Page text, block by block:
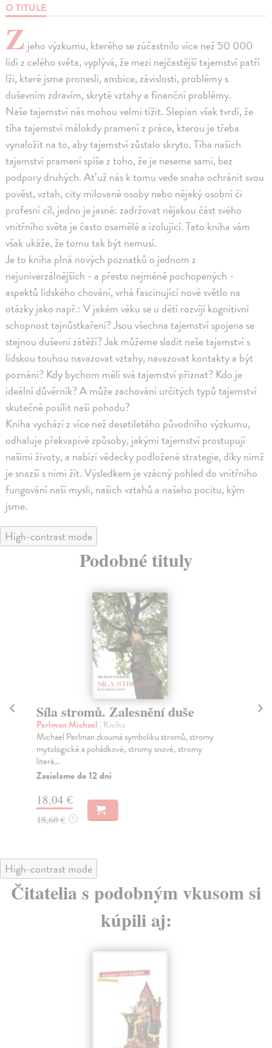
O TITULE
Z jeho výzkumu, kterého se zúčastnilo více než 50 000
lidí z celého světa, vyplývá, že mezi nejčastější tajemství patří
lži, které jsme pronesli, ambice, závislosti, problémy s
duševním zdravím, skryté vztahy a finanční problémy.
Naše tajemství nás mohou velmi tížit. Slepian však tvrdí, že
tíha tajemství málokdy pramení z práce, kterou je třeba
vynaložit na to, aby tajemství zůstalo skryto. Tíha našich
tajemství pramení spíše z toho, že je neseme sami, bez
podpory druhých. Ať už nás k tomu vede snaha ochránit svou
pověst, vztah, city milované osoby nebo nějaký osobní či
profesní cíl, jedno je jasné: zadržovat nějakou část svého
vnitřního světa je často osamělé a izolující. Tato kniha vám
však ukáže, že tomu tak být nemusí.
Je to kniha plná nových poznatků o jednom z
nejuniverzálnějších - a přesto nejméně pochopených -
aspektů lidského chování, vrhá fascinující nové světlo na
otázky jako např.: V jakém věku se u dětí rozvíjí kognitivní
schopnost tajnůstkaření? Jsou všechna tajemství spojena se
stejnou duševní zátěží? Jak můžeme sladit naše tajemství s
lidskou touhou navazovat vztahy, navazovat kontakty a být
poznáni? Kdy bychom měli svá tajemství přiznat? Kdo je
ideální důvěrník? A může zachování určitých typů tajemství
skutečně posílit naši pohodu?
Kniha vychází z více než desetiletého původního výzkumu,
odhaluje překvapivé způsoby, jakými tajemství prostupují
našimi životy, a nabízí vědecky podložené strategie, díky nimž
je snazší s nimi žít. Výsledkem je vzácný pohled do vnitřního
fungování naší mysli, našich vztahů a našeho pocitu, kým
jsme.
High-contrast mode
Podobné tituly
Síla stromů. Zalesnění duše
Perlman Michael | Kniha
Michael Perlman zkoumá symboliku stromů, stromy
mytologické a pohádkové, stromy snové, stromy
literá...
Zasielame do 12 dní
18,04 €
18,60 € ?
High-contrast mode
Čitatelia s podobným vkusom si
kúpili aj: